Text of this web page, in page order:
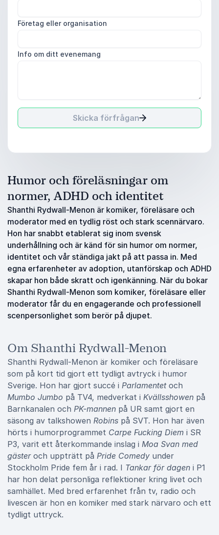
Företag eller organisation
Info om ditt evenemang
Skicka förfrågan
Humor och föreläsningar om
normer, ADHD och identitet
Shanthi Rydwall-Menon är komiker, föreläsare och
moderator med en tydlig röst och stark scennärvaro.
Hon har snabbt etablerat sig inom svensk
underhållning och är känd för sin humor om normer,
identitet och vår ständiga jakt på att passa in. Med
egna erfarenheter av adoption, utanförskap och ADHD
skapar hon både skratt och igenkänning. När du bokar
Shanthi Rydwall-Menon som komiker, föreläsare eller
moderator får du en engagerande och professionell
scenpersonlighet som berör på djupet.
Om Shanthi Rydwall-Menon
Shanthi Rydwall-Menon är komiker och föreläsare
som på kort tid gjort ett tydligt avtryck i humor
Sverige. Hon har gjort succé i Parlamentetoch
Mumbo Jumbo på TV4, medverkat i Kvällsshowen på
Barnkanalen och PK-mannen på UR samt gjort en
säsong av talkshowen Robins på SVT. Hon har även
hörts i humorprogrammet Carpe Fucking Diem i SR
P3, varit ett återkommande inslag i Moa Svan med
gästeroch uppträtt på Pride Comedy under
Stockholm Pride fem år i rad. I Tankar för dagen i P1
har hon delat personliga reflektioner kring livet och
samhället. Med bred erfarenhet från tv, radio och
livescen är hon en komiker med stark närvaro och ett
tydligt uttryck.